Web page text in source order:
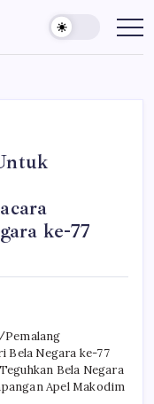
ke-77
Pemalang
Bela Negara ke-77
Bela Negara
Apel Makodim